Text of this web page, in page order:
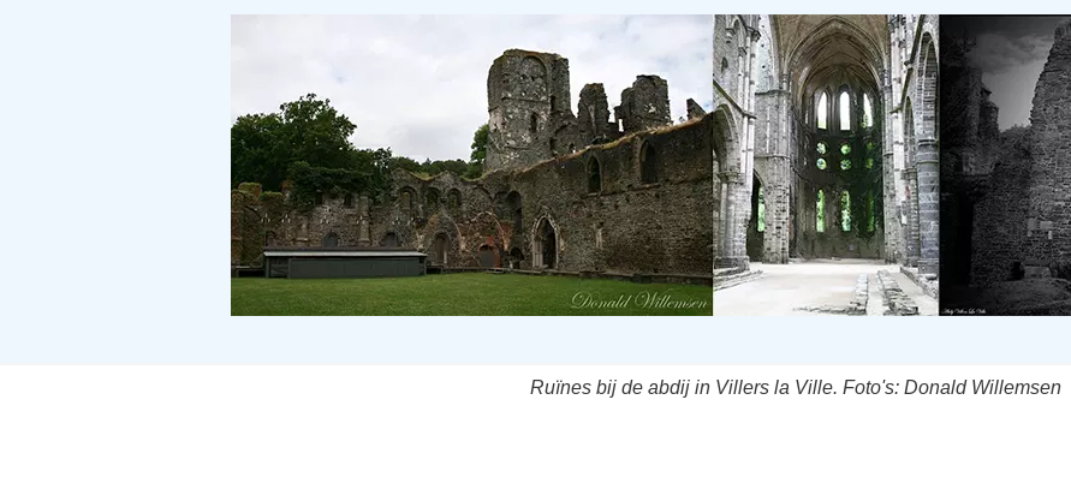
Ruïnes bij de abdij in Villers la Ville. Foto's: Donald Willemsen